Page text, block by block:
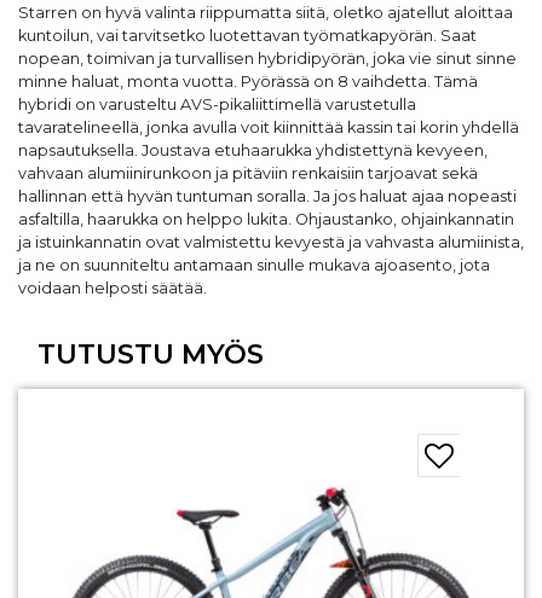
Starren on hyvä valinta riippumatta siitä, oletko ajatellut aloittaa
kuntoilun, vai tarvitsetko luotettavan työmatkapyörän. Saat
nopean, toimivan ja turvallisen hybridipyörän, joka vie sinut sinne
minne haluat, monta vuotta. Pyörässä on 8 vaihdetta. Tämä
hybridi on varusteltu AVS-pikaliittimellä varustetulla
tavaratelineellä, jonka avulla voit kiinnittää kassin tai korin yhdellä
napsautuksella. Joustava etuhaarukka yhdistettynä kevyeen,
vahvaan alumiinirunkoon ja pitäviin renkaisiin tarjoavat sekä
hallinnan että hyvän tuntuman soralla. Ja jos haluat ajaa nopeasti
asfaltilla, haarukka on helppo lukita. Ohjaustanko, ohjainkannatin
ja istuinkannatin ovat valmistettu kevyestä ja vahvasta alumiinista,
ja ne on suunniteltu antamaan sinulle mukava ajoasento, jota
voidaan helposti säätää.
TUTUSTU MYÖS